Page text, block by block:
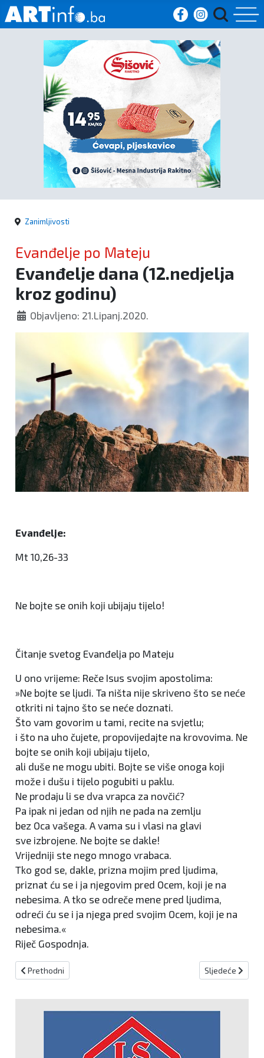
Početna
Vijesti
Sport
Kultura
Crna
kronika
Politika
Zanimljivosti
Zanimljivosti
Evanđelje po Mateju
Evanđelje dana (12.nedjelja
kroz godinu)
Objavljeno: 21.Lipanj.2020.
Evanđelje:
Mt 10,26-33
Ne bojte se onih koji ubijaju tijelo!
Čitanje svetog Evanđelja po Mateju
U ono vrijeme: Reče Isus svojim apostolima:
»Ne bojte se ljudi. Ta ništa nije skriveno što se neće
otkriti ni tajno što se neće doznati.
Što vam govorim u tami, recite na svjetlu;
i što na uho čujete, propovijedajte na krovovima. Ne
bojte se onih koji ubijaju tijelo,
ali duše ne mogu ubiti. Bojte se više onoga koji
može i dušu i tijelo pogubiti u paklu.
Ne prodaju li se dva vrapca za novčić?
Pa ipak ni jedan od njih ne pada na zemlju
bez Oca vašega. A vama su i vlasi na glavi
sve izbrojene. Ne bojte se dakle!
Vrijedniji ste nego mnogo vrabaca.
Tko god se, dakle, prizna mojim pred ljudima,
priznat ću se i ja njegovim pred Ocem, koji je na
nebesima. A tko se odreče mene pred ljudima,
odreći ću se i ja njega pred svojim Ocem, koji je na
nebesima.«
Riječ Gospodnja.
Prethodni članak: Raspisan natječaj za upis studenata na
Prethodni Sljedeći članak:
Sljedeće